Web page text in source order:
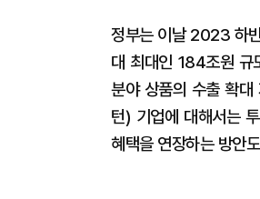
정부는 이날 2023 하
대 최대인 184조원 규
분야 상품의 수출 확대
턴) 기업에 대해서는
혜택을 연장하는 방안